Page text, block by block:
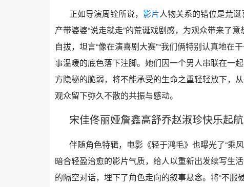
正如导演周铨所说， 影片人物关系的错位是荒
产带婆婆“说走就走”的荒诞戏剧感，为观众带来了
自拔，坦言“像在演喜剧大赛”“我们俩特别认真地在
事温暖的底色落下注脚。她们因一个男人串联在一
方隐秘的脆弱，将不能承受的生命之重轻轻放下，
观众留下弥久不散的共振与感动。
宋佳佟丽娅詹鑫高舒乔赵淑珍快乐起
伴随角色特辑，电影《轻于鸿毛》也曝光了“乘
暗合轻盈治愈的影片气质，给人以重新出发续写生
的隔空对话，埋下了角色走向的叙事悬念。将“不